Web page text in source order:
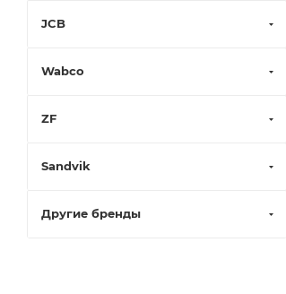
JCB
Wabco
ZF
Sandvik
Другие бренды